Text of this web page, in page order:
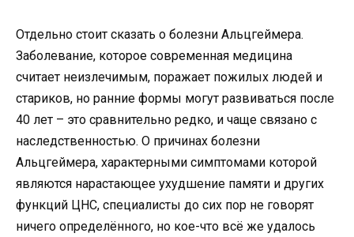
Отдельно стоит сказать о болезни Альцгеймера.
Заболевание, которое современная медицина
считает неизлечимым, поражает пожилых людей и
стариков, но ранние формы могут развиваться после
40 лет – это сравнительно редко, и чаще связано с
наследственностью. О причинах болезни
Альцгеймера, характерными симптомами которой
являются нарастающее ухудшение памяти и других
функций ЦНС, специалисты до сих пор не говорят
ничего определённого, но кое-что всё же удалось